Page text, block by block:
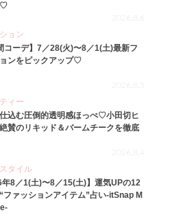
♡
2026.8.6
ョン
コーデ】7／28(火)〜8／1(土)最新フ
ンをピックアップ♡
2026.8.5
ィー
込む圧倒的透明感ほっぺ♡小田切ヒ
賛のリキッド＆バームチークを徹底
2026.8.4
タイル
年8／1(土)〜8／15(土)】運気UPの12
ファッションアイテム”占い-itSnap M